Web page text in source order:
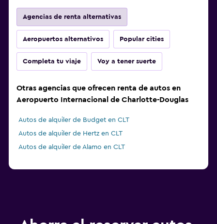
Agencias de renta alternativas
Aeropuertos alternativos Popular cities
Completa tu viaje Voy a tener suerte
Otras agencias que ofrecen renta de autos en
Aeropuerto Internacional de Charlotte-Douglas
Autos de alquiler de Budget en CLT
Autos de alquiler de Hertz en CLT
Autos de alquiler de Alamo en CLT